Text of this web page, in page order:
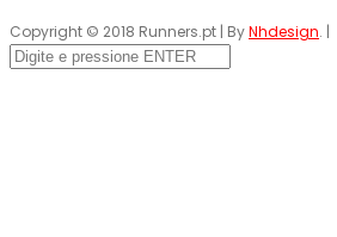
Copyright © 2018 Runners.pt | ByNhdesign. |